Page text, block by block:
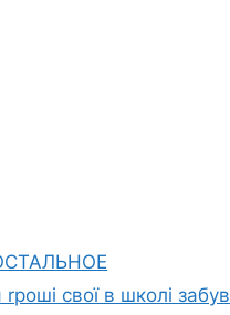
свої в школі забув